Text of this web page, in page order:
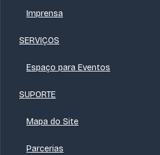
Imprensa
SERVIÇOS
Espaço para Eventos
SUPORTE
Mapa do Site
Parcerias